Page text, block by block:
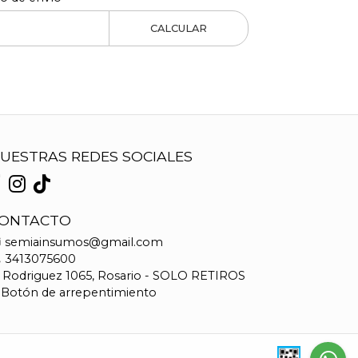
CALCULAR
REDES SOCIALES
semiainsumos@gmail.com
3413075600
Rodriguez 1065, Rosario - SOLO RETIROS
de arrepentimiento